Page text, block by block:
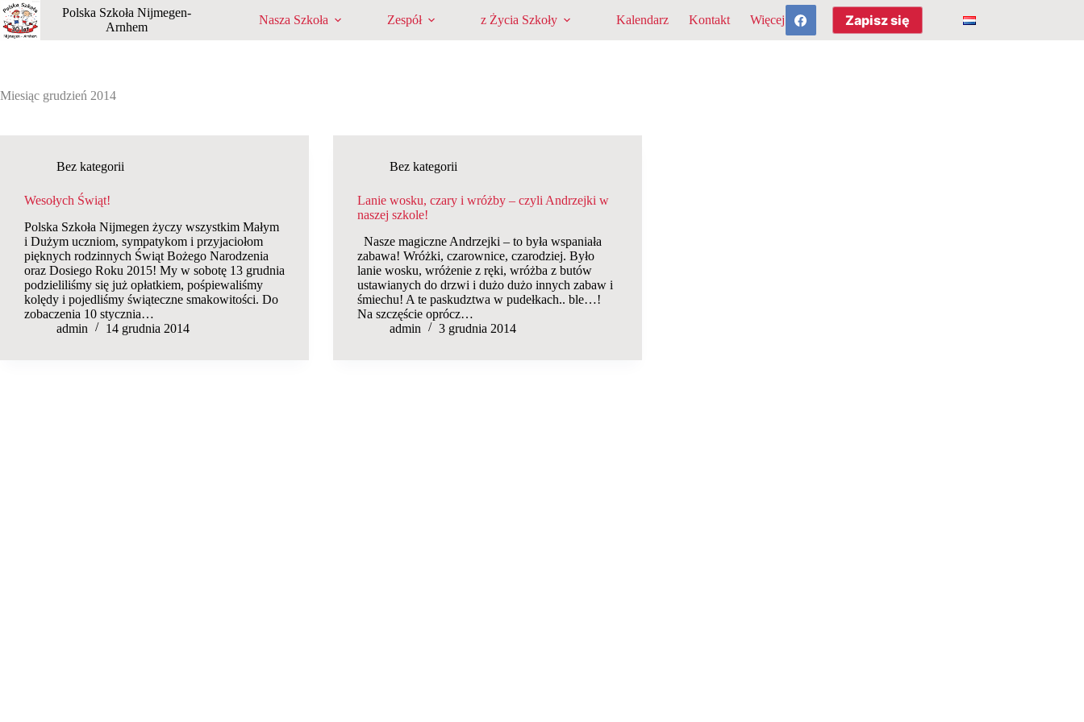
Przejdź
do
treści
Polska Szkoła Nijmegen-
Arnhem
Nasza Szkoła Zespół z Życia Szkoły Kalendarz Kontakt Więcej Zapisz się
Miesiąc grudzień 2014
Bez kategorii
Wesołych Świąt!
Polska Szkoła Nijmegen życzy wszystkim Małym
i Dużym uczniom, sympatykom i przyjaciołom
pięknych rodzinnych Świąt Bożego Narodzenia
oraz Dosiego Roku 2015! My w sobotę 13 grudnia
podzieliliśmy się już opłatkiem, pośpiewaliśmy
kolędy i pojedliśmy świąteczne smakowitości. Do
zobaczenia 10 stycznia…
admin
14 grudnia 2014
Bez kategorii
Lanie wosku, czary i wróżby – czyli Andrzejki w
naszej szkole!
Nasze magiczne Andrzejki – to była wspaniała
zabawa! Wróżki, czarownice, czarodziej. Było
lanie wosku, wróżenie z ręki, wróżba z butów
ustawianych do drzwi i dużo dużo innych zabaw i
śmiechu! A te paskudztwa w pudełkach.. ble…!
Na szczęście oprócz…
admin
3 grudnia 2014